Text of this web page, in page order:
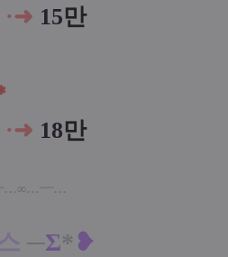
·➜ 15만
·➜ 18만
… ∞ … …
─Σ* ❥